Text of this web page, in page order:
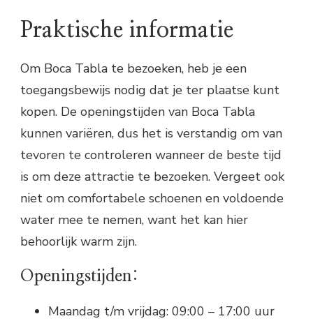
Praktische informatie
Om Boca Tabla te bezoeken, heb je een
toegangsbewijs nodig dat je ter plaatse kunt
kopen. De openingstijden van Boca Tabla
kunnen variëren, dus het is verstandig om van
tevoren te controleren wanneer de beste tijd
is om deze attractie te bezoeken. Vergeet ook
niet om comfortabele schoenen en voldoende
water mee te nemen, want het kan hier
behoorlijk warm zijn.
Openingstijden:
Maandag t/m vrijdag: 09:00 – 17:00 uur